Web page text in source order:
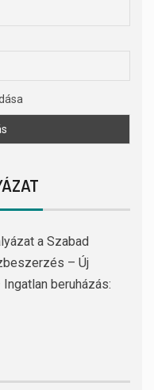
a Szabad
– Új
beruházás: